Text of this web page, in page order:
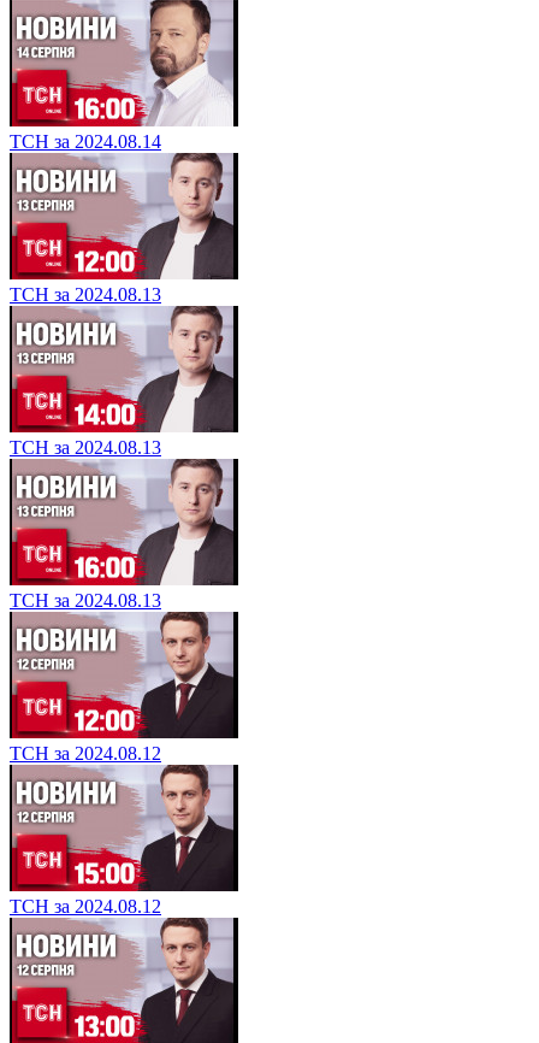
ТСН за 2024.08.14
ТСН за 2024.08.13
ТСН за 2024.08.13
ТСН за 2024.08.13
ТСН за 2024.08.12
ТСН за 2024.08.12